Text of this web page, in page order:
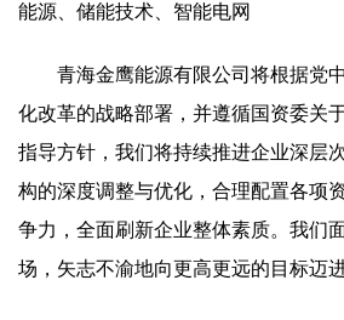
能源、储能技术、智能电网
青海金鹰能源有限公司将根据党
化改革的战略部署，并遵循国资委关
指导方针，我们将持续推进企业深层
构的深度调整与优化，合理配置各项
争力，全面刷新企业整体素质。我们
场，矢志不渝地向更高更远的目标迈